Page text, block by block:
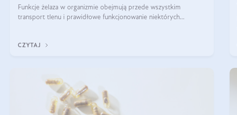
Funkcje żelaza w organizmie obejmują przede wszystkim
transport tlenu i prawidłowe funkcjonowanie niektórych
etapie życia.
CZYTAJ